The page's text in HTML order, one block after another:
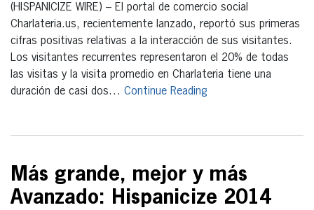
(HISPANICIZE WIRE) – El portal de comercio social
Charlateria.us, recientemente lanzado, reportó sus primeras
cifras positivas relativas a la interacción de sus visitantes.
Los visitantes recurrentes representaron el 20% de todas
las visitas y la visita promedio en Charlateria tiene una
duración de casi dos… Continue Reading
Más grande, mejor y más
Avanzado: Hispanicize 2014